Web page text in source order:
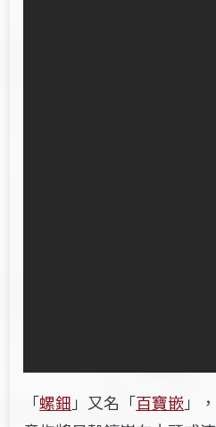
「螺鈿 」又名「百寶嵌」